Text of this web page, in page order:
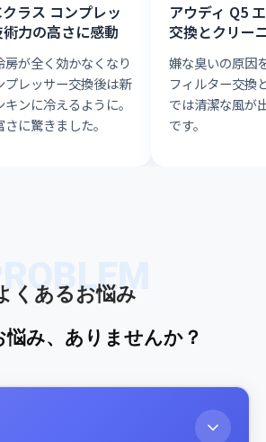
ラス コンプレッ
力の高さに感動
が全く効かなくなり
プレッサー交換後は新
ンに冷えるように。
に驚きました。
アウディ Q5
交換とクリー
嫌な臭いの原因
フィルター交換
では清潔な風が
です。
PROBLEM
くあるお悩み
悩み、ありませんか？